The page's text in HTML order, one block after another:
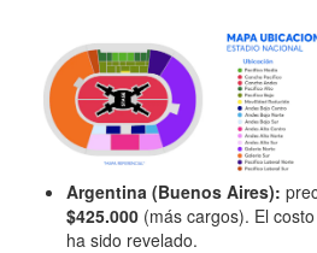
Argentina (Buenos Aires):
$425.000 (más cargos). El
ha sido revelado.